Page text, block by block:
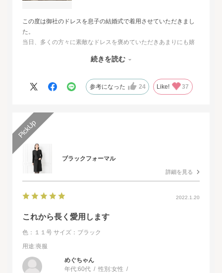
この度は御社のドレスを息子の結婚式で着用させていただきまし
た。
当日、多くの方々に素敵なドレスを褒めていただきあまりにも嬉
その旨をお伝えさせていただきたいと思いました。とても素敵な
人生最高の幸せな日に華を添えていただき、心より感謝申し上げ
続きを読む
参考になった 24 Like! 37
ブラックフォーマル
詳細を見る
2022.1.20
これから長く愛用します
色：１１号 サイズ：ブラック
用途:喪服
めぐちゃん
年代:60代 性別:女性